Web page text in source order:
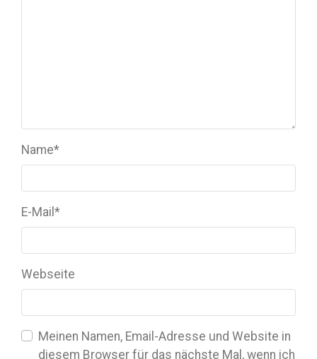
Name*
E-Mail *
Webseite
Meinen Namen, Email-Adresse und Website in
diesem Browser für das nächste Mal, wenn ich